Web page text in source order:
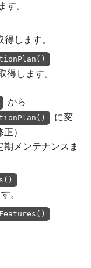
す。
します。
得します。
から
に変
）
メンテナンスま
。